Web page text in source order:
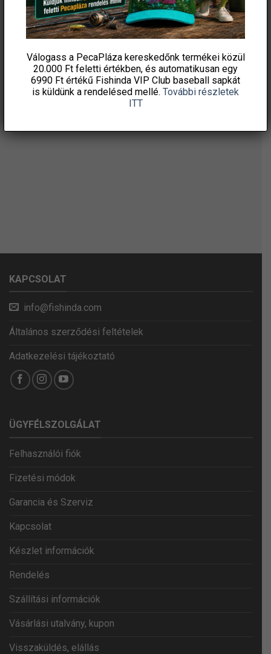
HÍRLEVELÜNKRE!
KAPCSOLAT
info@fishinda.com
Általános szerződési feltételek
Adatkezelési tájékoztató
ÜGYFÉLSZOLGÁLAT
Felhasználói fiók
Fizetési módok
Garancia és Szerviz
Kapcsolat
Készlet információk
Rendelés
Szállítási információk
Vásárlási utalvány, kupon
Visszaküldés, elállás
Válogass a PecaPláza kereskedőnk termékei közül
20.000 Ft feletti értékben, és automatikusan egy
6990 Ft értékű Fishinda VIP Club baseball sapkát
is küldünk a rendelésed mellé. További részletek
ITT